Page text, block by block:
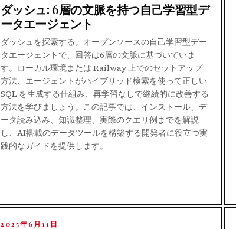
ダッシュ: 6層の文脈を持つ自己学習型デ
ータエージェント
ダッシュを探索する。オープンソースの自己学習型デー
タエージェントで、回答は6層の文脈に基づいていま
す。ローカル環境または Railway 上でのセットアップ
方法、エージェントがハイブリッド検索を使って正しい
SQL を生成する仕組み、再学習なしで継続的に改善する
方法を学びましょう。この記事では、インストール、デ
ータ読み込み、知識整理、実際のクエリ例までを解説
し、AI搭載のデータツールを構築する開発者に役立つ実
践的なガイドを提供します。
2025年6月11日